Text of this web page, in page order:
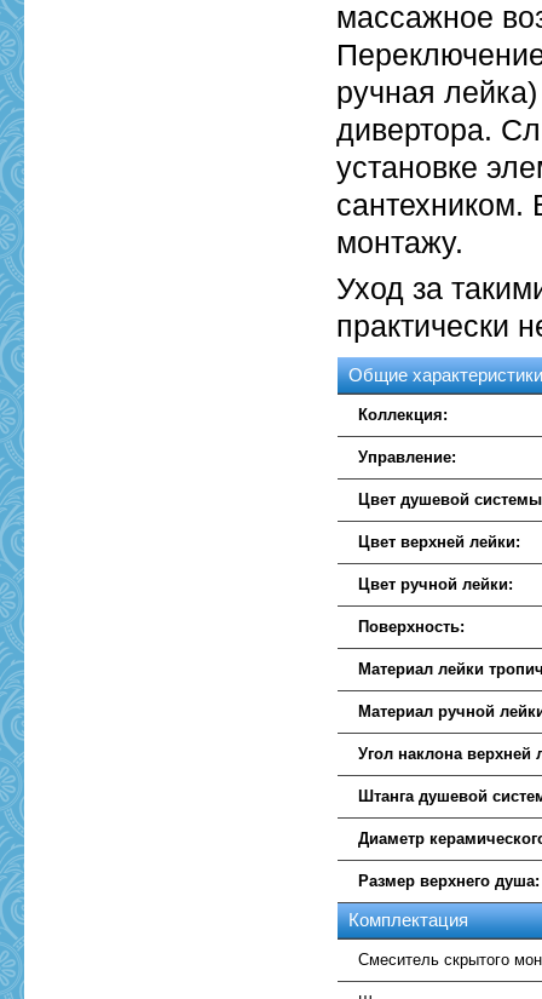
массажное
ручная
дивертора.
установке
сантехником.
монтажу.
Уход за
практически
Общие
Коллекция:
Управление:
Цвет душевой
Цвет верхней лейки:
Цвет ручной лейки:
Поверхность:
Материал лейки
Материал ручной
Угол наклона верхней
Штанга душевой
Диаметр
Размер верхнего душа:
Комплектация
Смеситель скрытого